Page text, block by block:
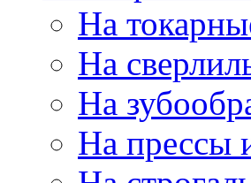
На
На
На
На прессы